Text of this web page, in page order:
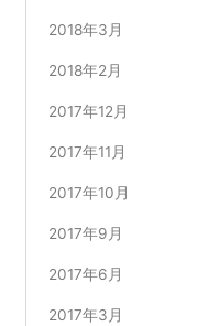
2018年3月
2018年2月
2017年12月
2017年11月
2017年10月
2017年9月
2017年6月
2017年3月